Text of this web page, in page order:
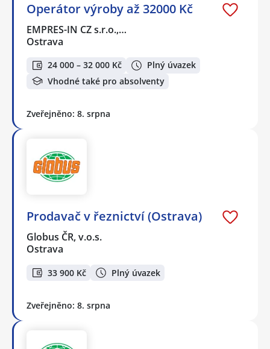
Operátor výroby až 32000 Kč
EMPRES-IN CZ s.r.o.,…
Ostrava
24 000 – 32 000 Kč
Plný úvazek
Vhodné také pro absolventy
Zveřejněno: 8. srpna
Prodavač v řeznictví (Ostrava)
Globus ČR, v.o.s.
Ostrava
33 900 Kč Plný úvazek
Zveřejněno: 8. srpna